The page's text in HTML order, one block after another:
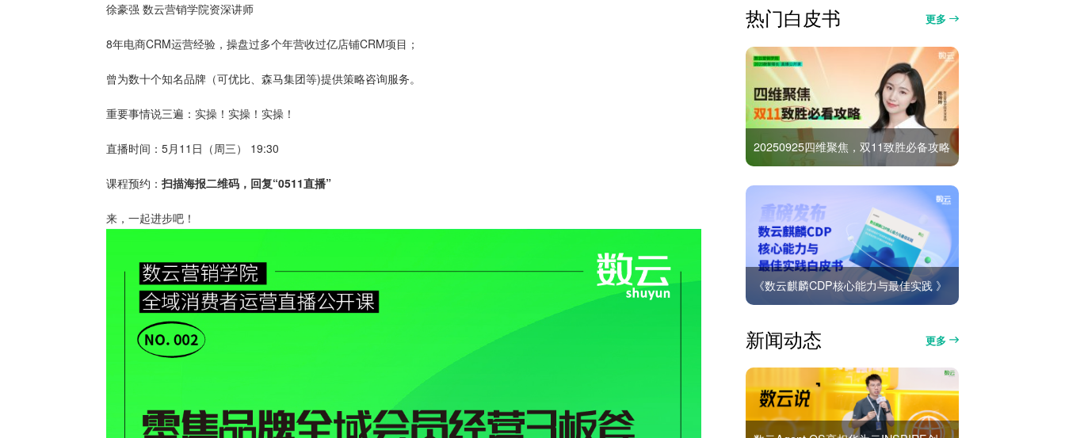
徐豪强 数云营销学院资深讲师
8年电商CRM运营经验，操盘过多个年营收过亿店铺CRM项目；
曾为数十个知名品牌（可优比、森马集团等)提供策略咨询服务。
重要事情说三遍：实操！实操！实操！
直播时间：5月11日（周三） 19:30
课程预约：扫描海报二维码，回复“0511直播”
来，一起进步吧！
热门白皮书 更多
20250925四维聚焦，双11致胜必备攻略
《数云麒麟CDP核心能力与最佳实践 》
新闻动态 更多